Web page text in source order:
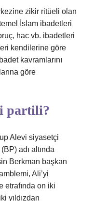
zikir ritüeli olan
İslam ibadetleri
hac vb. ibadetleri
kendilerine göre
kavramlarını
göre
partili?
Alevi siyasetçi
adı altında
Berkman başkan
Ali’yi
etrafında on iki
yıldızdan